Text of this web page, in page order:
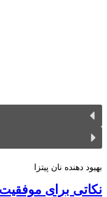
بهیود دهنده نان پیتزا
نکاتی برای